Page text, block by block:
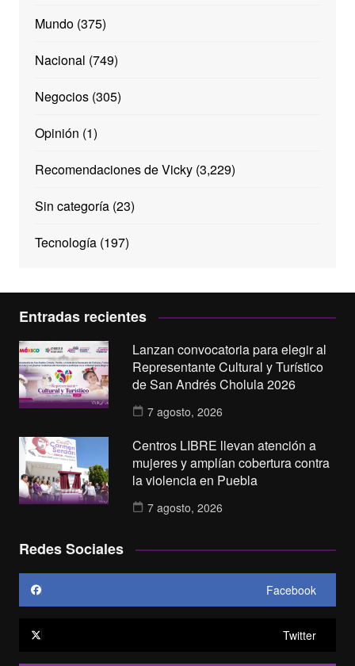
Mundo(375)
Nacional (749)
Negocios(305)
Opinión (1)
Recomendaciones de Vicky(3,229)
Sin categoría(23)
Tecnología(197)
Entradas recientes
Lanzan convocatoria para elegir al
Representante Cultural y Turístico
de San Andrés Cholula 2026
7 agosto, 2026
Centros LIBRE llevan atención a
mujeres y amplían cobertura contra
la violencia en Puebla
7 agosto, 2026
Redes Sociales
Facebook
Twitter